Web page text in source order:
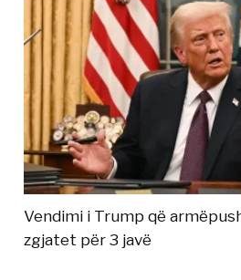
Vendimi i Trump që
zgjatet për 3 javë